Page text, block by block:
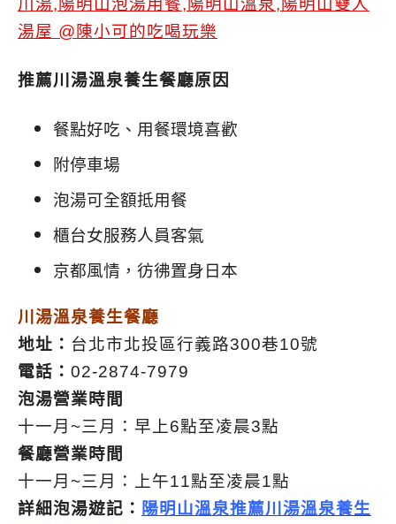
推薦川湯溫泉養生餐廳原因
餐點好吃、用餐環境喜歡
附停車場
泡湯可全額抵用餐
櫃台女服務人員客氣
京都風情，彷彿置身日本
川湯溫泉養生餐廳
地址： 台北市北投區行義路300巷10號
電話： 02-2874-7979
泡湯營業時間
十一月~三月：早上6點至凌晨3點
餐廳營業時間
十一月~三月：上午11點至凌晨1點
詳細泡湯遊記： 陽明山溫泉推薦川湯溫泉養生